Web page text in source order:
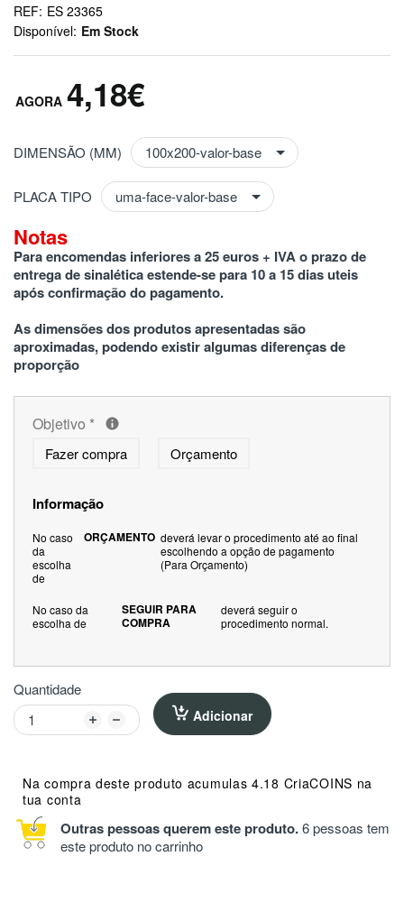
REF: ES 23365
Disponível: Em Stock
4,18€
DIMENSÃO (MM)
PLACA TIPO
Notas
Para encomendas inferiores a 25 euros + IVA o prazo de
entrega de sinalética estende-se para 10 a 15 dias uteis
após confirmação do pagamento.
As dimensões dos produtos apresentadas são
aproximadas, podendo existir algumas diferenças de
proporção
Objetivo *
Fazer compra Orçamento
Informação
No caso
da
escolha
de
ORÇAMENTO deverá levar o procedimento até ao final
escolhendo a opção de pagamento
(Para Orçamento)
No caso da
escolha de
SEGUIR PARA
COMPRA
deverá seguir o
procedimento normal.
Quantidade
Adicionar
Na compra deste produto acumulas 4.18 CriaCOINS na
tua conta
Outras pessoas querem este produto.6 pessoas tem
este produto no carrinho